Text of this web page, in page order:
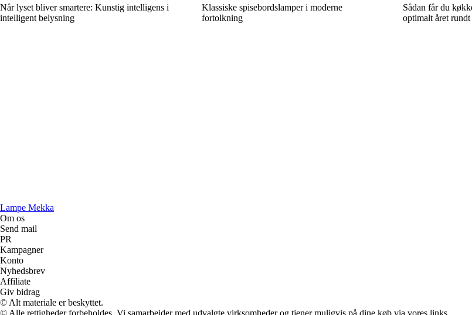
Når lyset bliver smartere: Kunstig intelligens i
intelligent belysning
Klassiske spisebordslamper i moderne
fortolkning
Sådan får du
optimalt året rundt
Lampe Mekka
Om os
Send mail
PR
Kampagner
Konto
Nyhedsbrev
Affiliate
Giv bidrag
© Alt materiale er beskyttet.
© Alle rettigheder forbeholdes. Vi samarbejder med udvalgte virksomheder og tjener muligvis på dine køb via vores links.